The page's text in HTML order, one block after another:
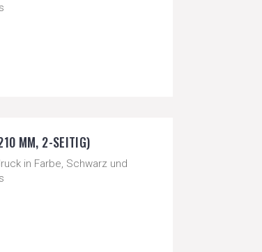
MM, 2-SEITIG)
in Farbe, Schwarz und